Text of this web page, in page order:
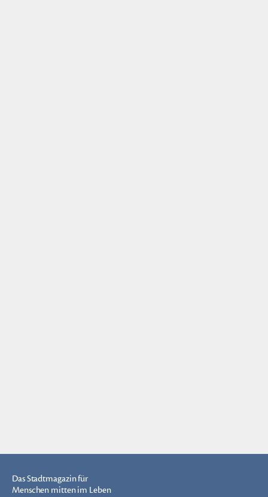
Das Stadtmagazin für
Menschen mitten im Leben